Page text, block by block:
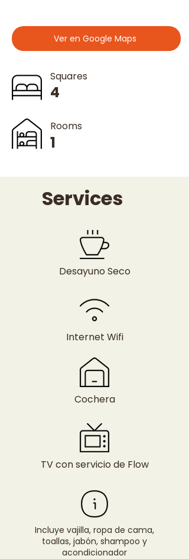
Ver en Google Maps
Squares
4
Rooms
1
Services
Desayuno Seco
Internet Wifi
Cochera
TV con servicio de Flow
Incluye vajilla, ropa de cama,
toallas, jabón, shampoo y
acondicionador